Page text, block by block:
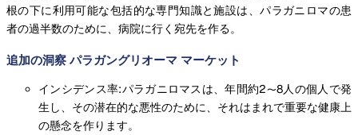
根の下に利用可能な包括的な専門知識と施設は、パラガニロマの患
者の過半数のために、病院に行く宛先を作る。
追加の洞察 パラガングリオーマ マーケット
インシデンス率:パラガニロマスは、年間約2〜8人の個人で発
生し、その潜在的な悪性のために、それはまれで重要な健康上
の懸念を作ります。